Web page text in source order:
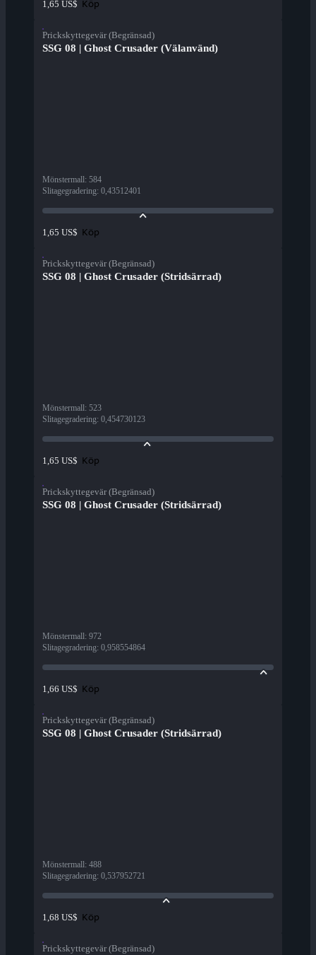
1,65 US$ Köp
Prickskyttegevär (Begränsad)
SSG 08 | Ghost Crusader (Välanvänd)
Mönstermall: 584
Slitagegradering: 0,43512401
1,65 US$ Köp
Prickskyttegevär (Begränsad)
SSG 08 | Ghost Crusader (Stridsärrad)
Mönstermall: 523
Slitagegradering: 0,454730123
1,65 US$ Köp
Prickskyttegevär (Begränsad)
SSG 08 | Ghost Crusader (Stridsärrad)
Mönstermall: 972
Slitagegradering: 0,958554864
1,66 US$ Köp
Prickskyttegevär (Begränsad)
SSG 08 | Ghost Crusader (Stridsärrad)
Mönstermall: 488
Slitagegradering: 0,537952721
1,68 US$ Köp
Prickskyttegevär (Begränsad)